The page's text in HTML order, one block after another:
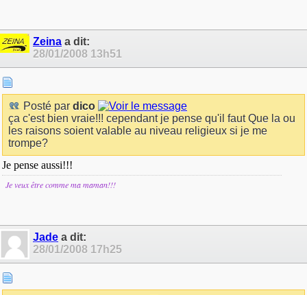
Zeina a dit:
28/01/2008 13h51
Posté par dico
ça c'est bien vraie!!! cependant je pense qu'il faut Que la ou
les raisons soient valable au niveau religieux si je me
trompe?
Je pense aussi!!!
Je veux être comme ma maman!!!
Jade a dit:
28/01/2008 17h25